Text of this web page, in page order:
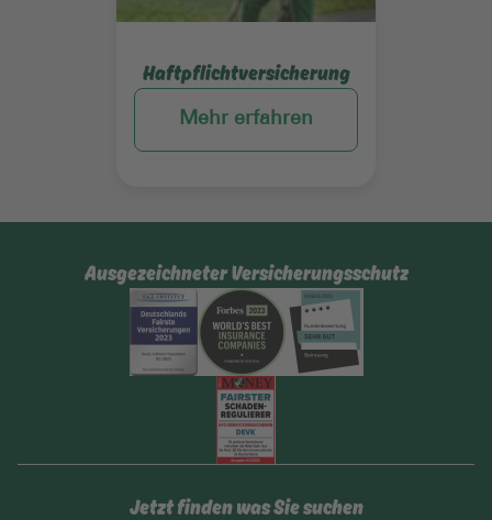
Haftpflichtversicherung
Mehr erfahren
Ausgezeichneter Versicherungsschutz
Jetzt finden was Sie suchen